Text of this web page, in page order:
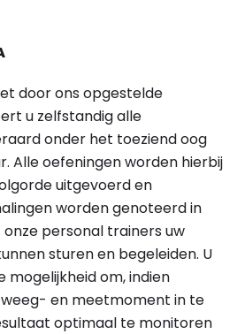
door ons opgestelde
u zelfstandig alle
onder het toeziend oog
Alle oefeningen worden hierbij
uitgevoerd en
worden genoteerd in
personal trainers uw
sturen en begeleiden. U
om, indien
en meetmoment in te
optimaal te monitoren